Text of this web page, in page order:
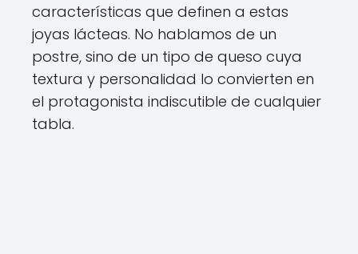
características que definen a estas
joyas lácteas. No hablamos de un
postre, sino de un tipo de queso cuya
textura y personalidad lo convierten en
el protagonista indiscutible de cualquier
tabla.